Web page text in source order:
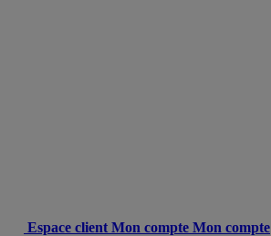
Espace client Mon compte Mon compte